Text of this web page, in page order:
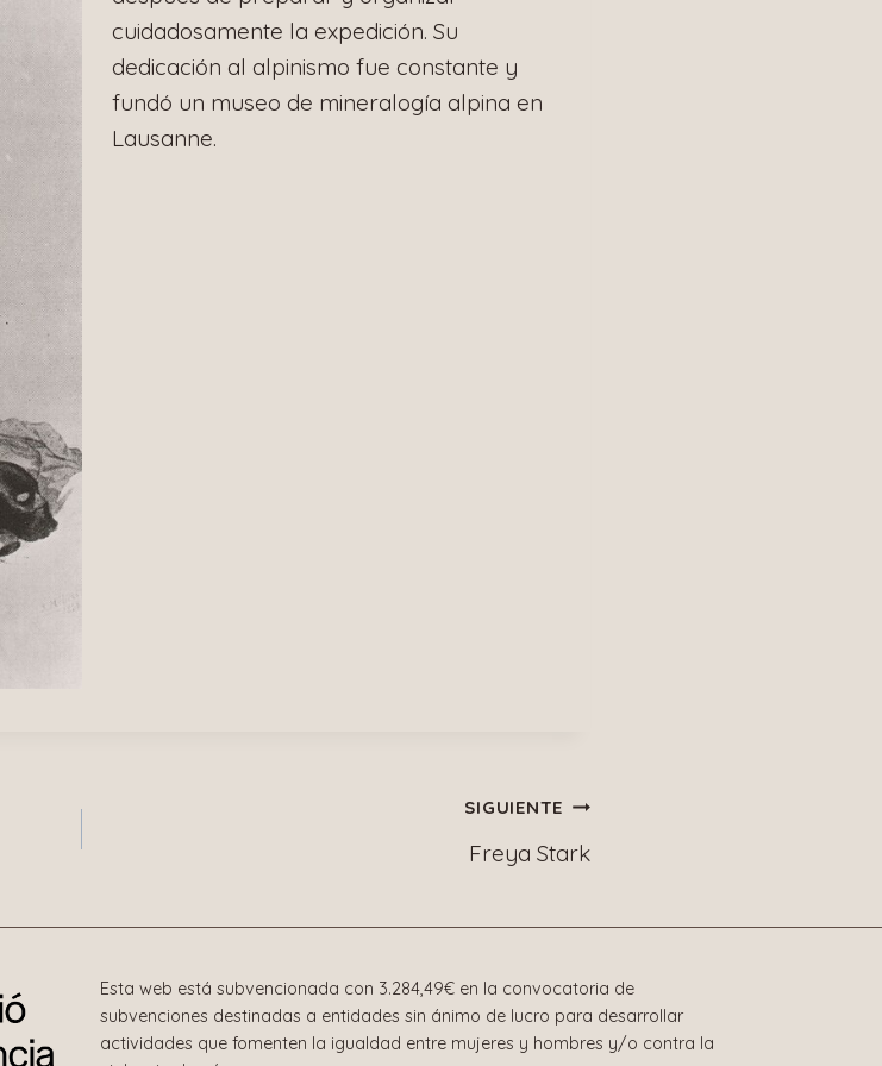
cuidadosamente la expedición. Su
dedicación al alpinismo fue constante y
fundó un museo de mineralogía alpina en
Lausanne.
SIGUIENTE
Freya Stark
Esta web está subvencionada con 3.284,49€ en la convocatoria de
subvenciones destinadas a entidades sin ánimo de lucro para desarrollar
actividades que fomenten la igualdad entre mujeres y hombres y/o contra la